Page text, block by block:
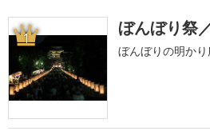
1 ぼんぼり祭
ぼんぼりの明か